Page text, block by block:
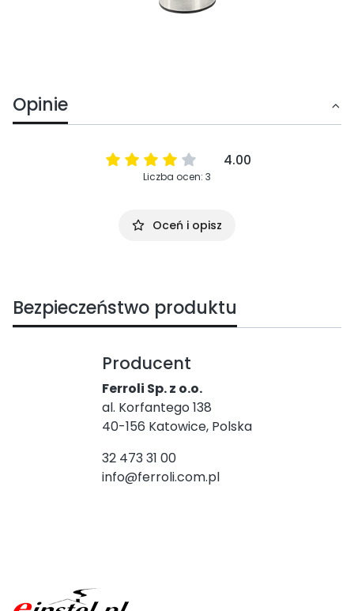
Opinie
4.00
Liczba ocen: 3
Oceń i opisz
Bezpieczeństwo produktu
Producent
Ferroli Sp. z o.o.
al. Korfantego 138
40-156 Katowice, Polska
32 473 31 00
info@ferroli.com.pl